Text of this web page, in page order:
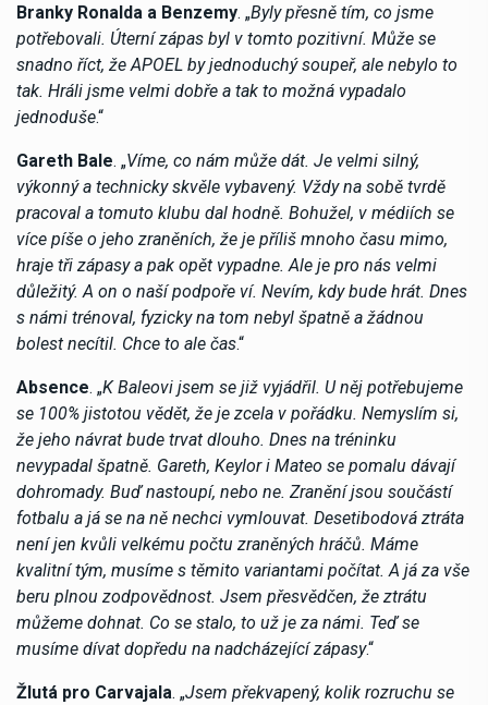
Branky Ronalda a Benzemy. „Byly přesně tím, co jsme
potřebovali. Úterní zápas byl v tomto pozitivní. Může se
snadno říct, že APOEL by jednoduchý soupeř, ale nebylo to
tak. Hráli jsme velmi dobře a tak to možná vypadalo
jednoduše.“
Gareth Bale. „Víme, co nám může dát. Je velmi silný,
výkonný a technicky skvěle vybavený. Vždy na sobě tvrdě
pracoval a tomuto klubu dal hodně. Bohužel, v médiích se
více píše o jeho zraněních, že je příliš mnoho času mimo,
hraje tři zápasy a pak opět vypadne. Ale je pro nás velmi
důležitý. A on o naší podpoře ví. Nevím, kdy bude hrát. Dnes
s námi trénoval, fyzicky na tom nebyl špatně a žádnou
bolest necítil. Chce to ale čas.“
Absence. „K Baleovi jsem se již vyjádřil. U něj potřebujeme
se 100% jistotou vědět, že je zcela v pořádku. Nemyslím si,
že jeho návrat bude trvat dlouho. Dnes na tréninku
nevypadal špatně. Gareth, Keylor i Mateo se pomalu dávají
dohromady. Buď nastoupí, nebo ne. Zranění jsou součástí
fotbalu a já se na ně nechci vymlouvat. Desetibodová ztráta
není jen kvůli velkému počtu zraněných hráčů. Máme
kvalitní tým, musíme s těmito variantami počítat. A já za vše
beru plnou zodpovědnost. Jsem přesvědčen, že ztrátu
můžeme dohnat. Co se stalo, to už je za námi. Teď se
musíme dívat dopředu na nadcházející zápasy.“
Žlutá pro Carvajala. „Jsem překvapený, kolik rozruchu se